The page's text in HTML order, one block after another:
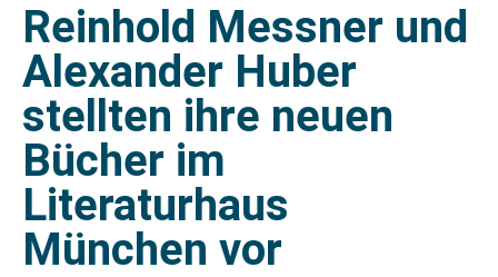
Reinhold Messner und
Alexander Huber
stellten ihre neuen
Bücher im
Literaturhaus
München vor